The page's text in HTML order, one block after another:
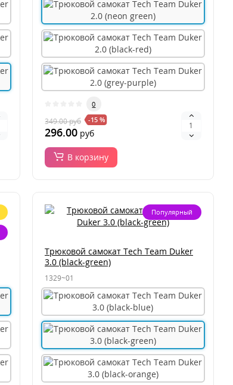
0
349.00руб -15 %
296.00руб
В корзину
Популярный
Трюковой самокат Tech Team Duker
3.0 (black-green)
1329~01